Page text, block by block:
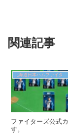
関連記事
ファイターズ公式
す。